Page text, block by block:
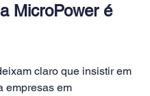
MicroPower é
claro que insistir em
empresas em